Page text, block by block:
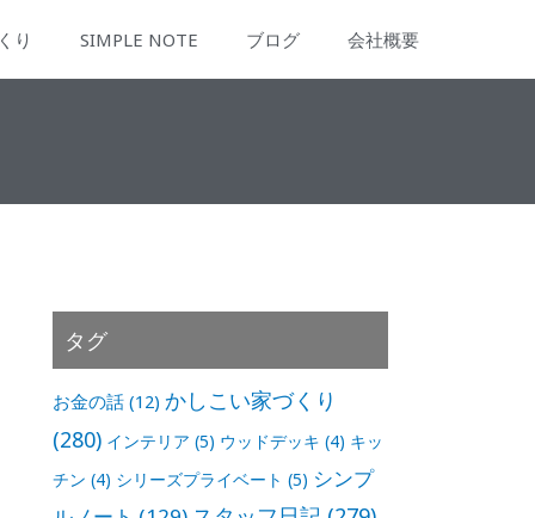
り SIMPLE NOTE ブログ 会社概要
タグ
お金の話 (12) かしこい家づくり
(280) インテリア (5) ウッドデッキ (4) キッ
チン (4) シリーズプライベート (5) シンプ